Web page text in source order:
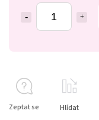
Zeptat se Hlídat